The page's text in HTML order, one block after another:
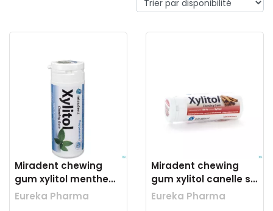
Miradent chewing
gum xylitol menthe
poivree ss 30
Eureka Pharma
Miradent chewing
gum xylitol canelle ss
30
Eureka Pharma